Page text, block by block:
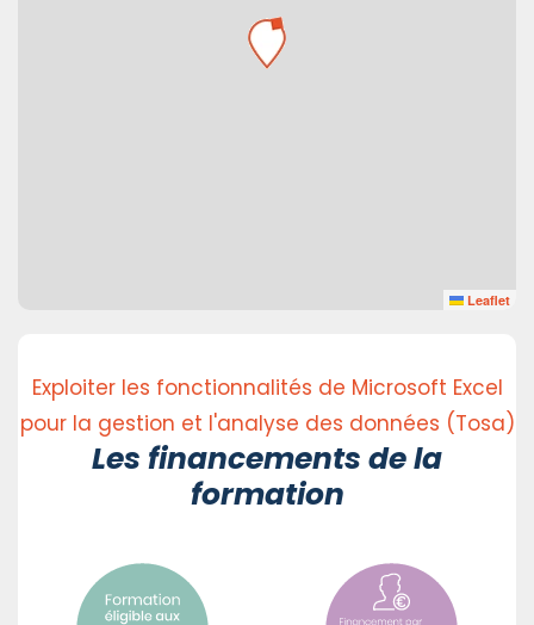
Leaflet
Exploiter les fonctionnalités de Microsoft Excel
pour la gestion et l'analyse des données (Tosa)
Les financements de la
formation